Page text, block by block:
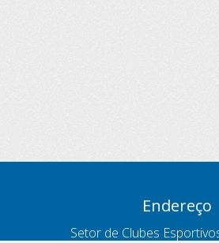
Endereço
Setor de Clubes